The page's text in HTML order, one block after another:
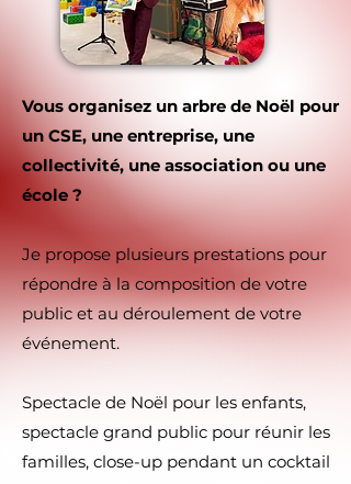
Vous organisez un arbre de Noël pour
un CSE, une entreprise, une
collectivité, une association ou une
école ?
Je propose plusieurs prestations pour
répondre à la composition de votre
public et au déroulement de votre
événement.
Spectacle de Noël pour les enfants,
spectacle grand public pour réunir les
familles, close-up pendant un cocktail